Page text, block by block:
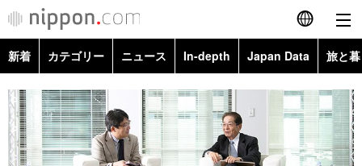
English
简体字
繁體字
カテゴリー
新着 カテゴリー ニュース In-depth Japan Data 旅と
政治・外交
経済・ビジネス
Topics
Images